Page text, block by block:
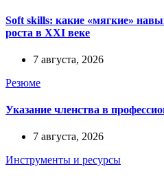
Soft skills: какие «мягкие»
роста в XXI веке
7 августа, 2026
Резюме
Указание членства в
7 августа, 2026
Инструменты и ресурсы